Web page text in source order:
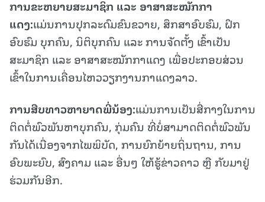
ການຂະຫຍາຍສະມາຊິກ ແລະ ອາສາສະໝັກກາ
ແດງ:ແມ່ນການປຸກລະດົມຂົນຂວາຍ, ສຶກສາອົບຮົມ, ຝຶກ
ອົບຮົມ ບຸກຄົນ, ນິຕິບຸກຄົນ ແລະ ການຈັດຕັ້ງ ເຂົ້າເປັນ
ສະມາຊິກ ແລະ ອາສາສະໝັກກາແດງ ເພື່ອປະກອບສ່ວນ
ເຂົ້າໃນການເຄື່ອນໄຫວວຽກງານກາແດງລາວ.
ການສືບທາວຫາຍາດພີ່ນ້ອງ:ແມ່ນການເປັນສື່ກາງໃນການ
ຕິດຕໍ່ພົວພັນຫາບຸກຄົນ, ກຸ່ມຄົນ ທີ່ບໍ່ສາມາດຕິດຕໍ່ພົວພັນ
ກັນໄດ້ເນື່ອງຈາກໄພພິບັດ, ການຍົກຍ້າຍຖິ່ນຖານ, ການ
ອົບພະຍົບ, ສົງຄາມ ແລະ ອື່ນໆ ໃຫ້ຮູ້ຂ່າວຄາວ ຫຼື ກັບມາຢູ່
ຮ່ວມກັນອີກ.